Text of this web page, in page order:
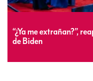
“¿Ya me extrañan?”,
de Biden